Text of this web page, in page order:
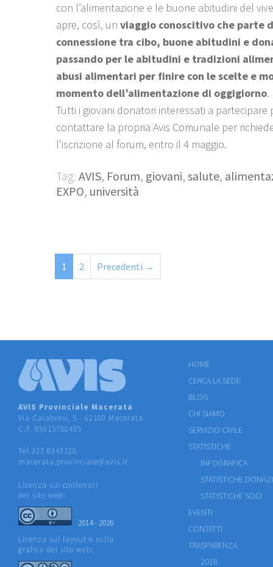
con l’alimentazione e le buone abitudini del
apre, così, un viaggio conoscitivo che parte
connessione tra cibo, buone abitudini e
passando per le abitudini e tradizioni
abusi alimentari per finire con le scelte e
momento dell’alimentazione di oggigiorno.
Tutti i giovani donatori interessati a partecipare
contattare la propria Avis Comunale per
l'iscrizione al forum, entro il 4 maggio.
Tag: AVIS, Forum, giovani, salute,
EXPO, università
1 2 Precedenti →
AVIS Provinciale Macerata
Via Calabresi, 5 - 62100 Macerata
C.F. 93015780435
Tel 327 8343128
macerata.provinciale@avis.it
Licenza sui contenuti
del sito web:
2014 - 2026
Licenza sul layout e sulla
grafica del sito web:
HOME
CERCA LA SEDE
BLOG
CHI SIAMO
SERVIZIO CIVILE
STATISTICHE
INFOGRAFICA
STATISTICHE
STATISTICHE SOCI
EVENTI
CONTATTI
TRASPARENZA
2018